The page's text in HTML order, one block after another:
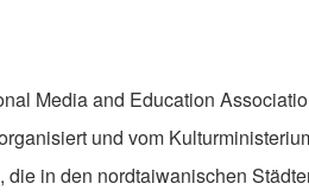
Media and Education
und vom
in den nordtaiwanischen